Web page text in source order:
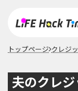
トップページ クレジ
夫のクレ